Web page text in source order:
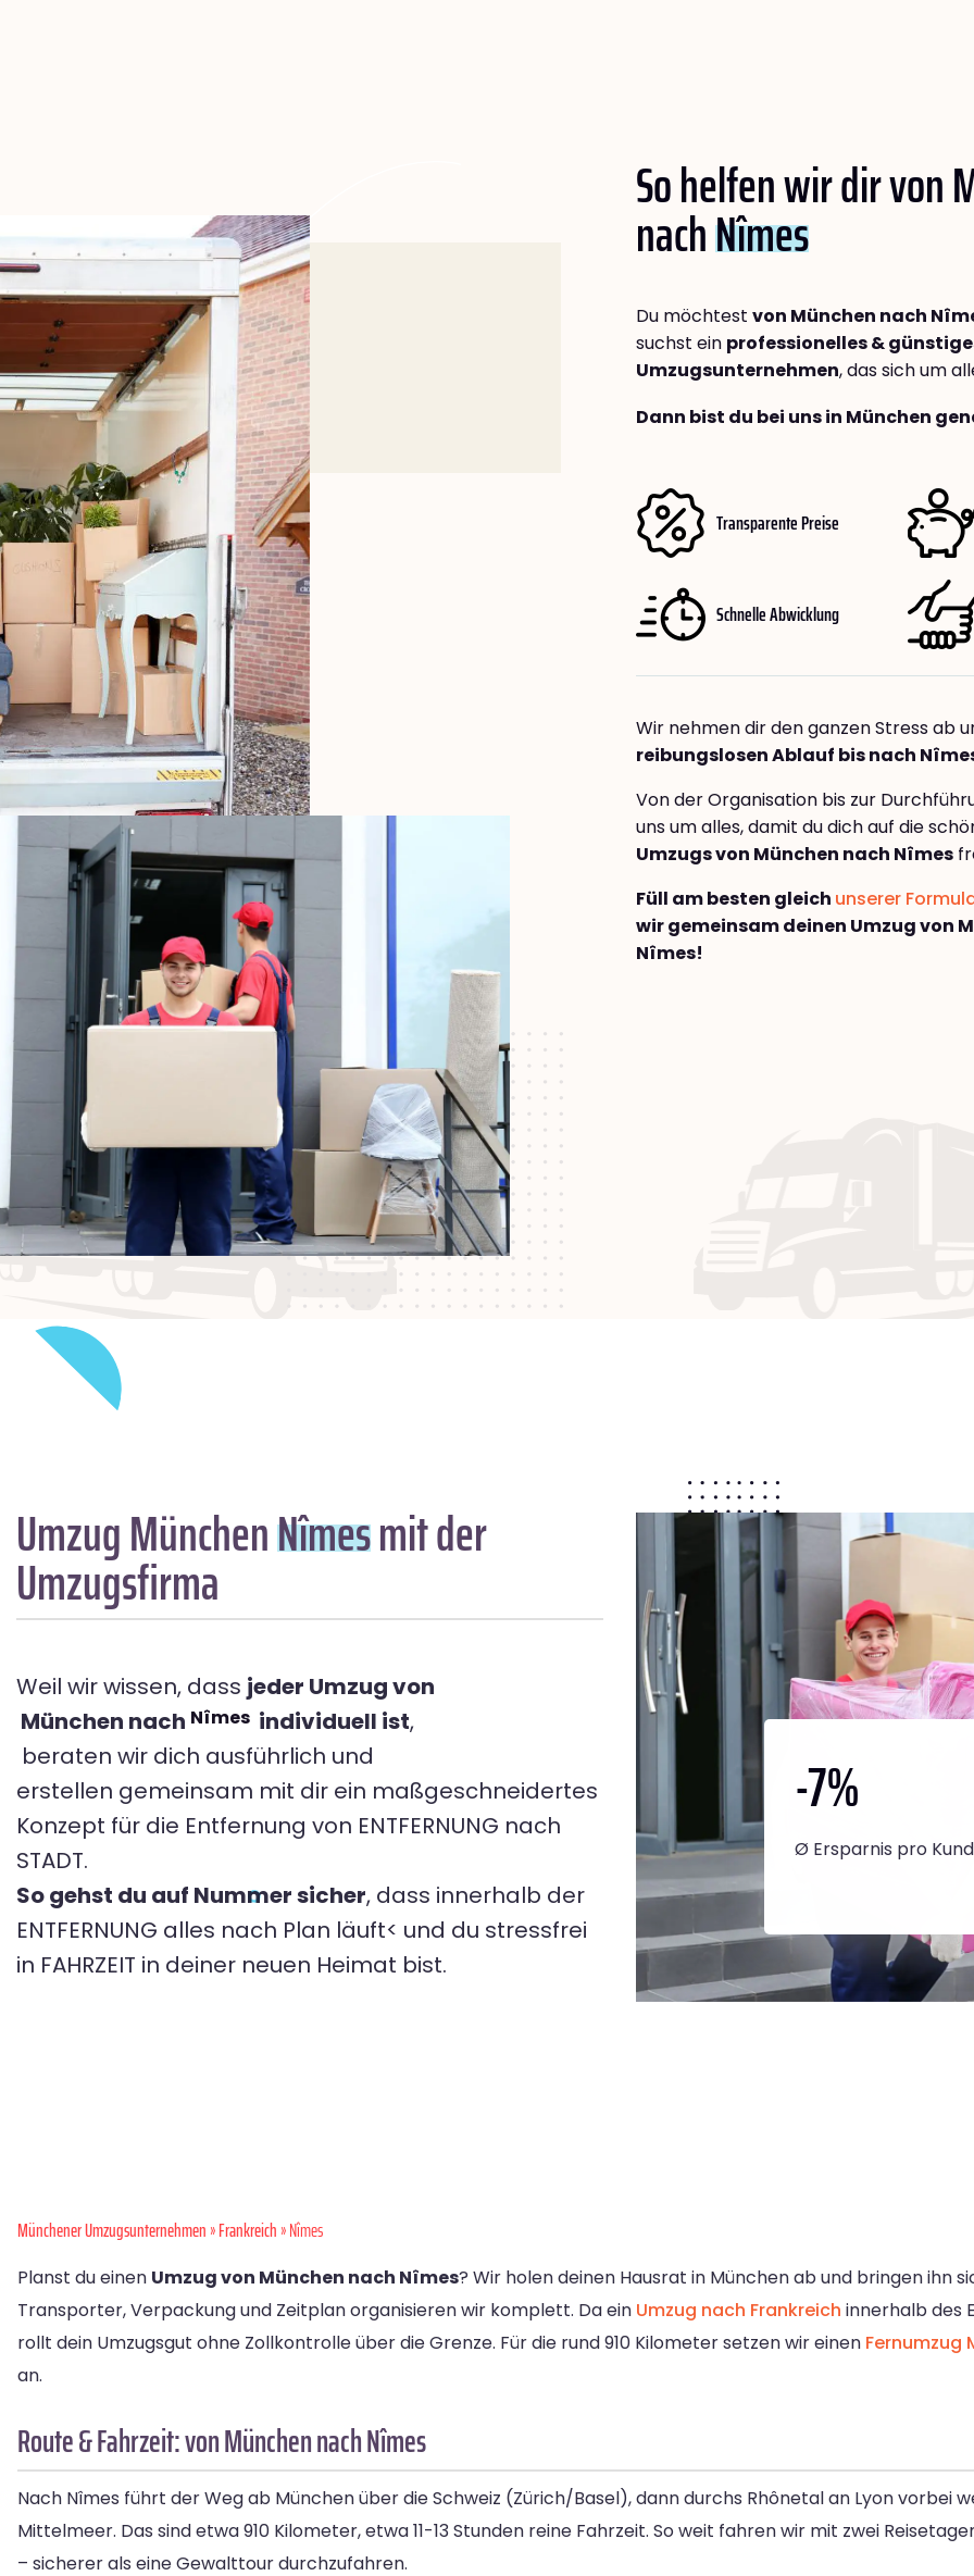
So helfen wir dir von
nachNîmes
Du möchtest von München nach
suchst ein professionelles &
Umzugsunternehmen, das sich um
Dann bist du bei uns in München
Transparente Preise
Schnelle Abwicklung
Wir nehmen dir den ganzen Stress ab
reibungslosen Ablauf bis nach
Von der Organisation bis zur
uns um alles, damit du dich auf die
Umzugs von München nach Nîmes
Füll am besten gleich unserer
wir gemeinsam deinen Umzug von
Nîmes!
Umzug MünchenNîmesmit der
Umzugsfirma
Weil wir wissen, dass jeder Umzug von
München nach Nîmes individuell ist,
beraten wir dich ausführlich und
erstellen gemeinsam mit dir ein maßgeschneidertes
Konzept für die Entfernung von ENTFERNUNG nach
STADT.
So gehst du auf Nummer sicher, dass innerhalb der
ENTFERNUNG alles nach Plan läuft< und du stressfrei
in FAHRZEIT in deiner neuen Heimat bist.
-7%
Ø Ersparnis pro
Münchener Umzugsunternehmen»Frankreich» Nîmes
Planst du einen Umzug von München nach Nîmes? Wir holen deinen Hausrat in München ab und bringen ihn
Transporter, Verpackung und Zeitplan organisieren wir komplett. Da ein Umzug nach Frankreich innerhalb des
rollt dein Umzugsgut ohne Zollkontrolle über die Grenze. Für die rund 910 Kilometer setzen wir einen Fernumzug
an.
Route & Fahrzeit: von München nach Nîmes
Nach Nîmes führt der Weg ab München über die Schweiz (Zürich/Basel), dann durchs Rhônetal an Lyon vorbei
Mittelmeer. Das sind etwa 910 Kilometer, etwa 11-13 Stunden reine Fahrzeit. So weit fahren wir mit zwei
– sicherer als eine Gewalttour durchzufahren.